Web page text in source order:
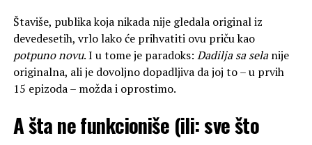
Štaviše, publika koja nikada nije gledala original iz
devedesetih, vrlo lako će prihvatiti ovu priču kao
potpuno novu. I u tome je paradoks: Dadilja sa selanije
originalna, ali je dovoljno dopadljiva da joj to – u prvih
15 epizoda – možda i oprostimo.
A šta ne funkcioniše (ili: sve što